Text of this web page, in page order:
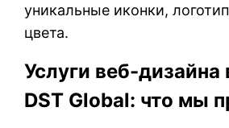
уникальные иконки,
цвета.
Услуги веб-дизайна
DST Global: что мы